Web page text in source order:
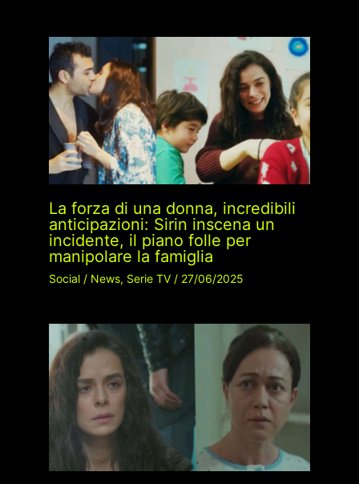
La forza di una donna, incredibili
anticipazioni: Sirin inscena un
incidente, il piano folle per
manipolare la famiglia
Social/ News, Serie TV/ 27/06/2025